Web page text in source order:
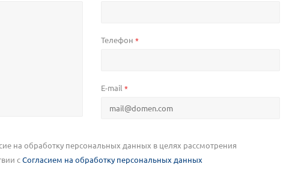
Телефон *
E-mail *
на обработку персональных данных в целях рассмотрения
сСогласием на обработку персональных данных